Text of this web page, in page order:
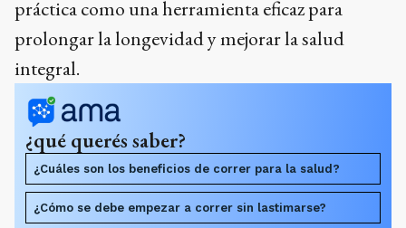
práctica como una herramienta eficaz para
prolongar la longevidad y mejorar la salud
integral.
¿qué querés saber?
¿Cuáles son los beneficios de correr para la salud?
¿Cómo se debe empezar a correr sin lastimarse?